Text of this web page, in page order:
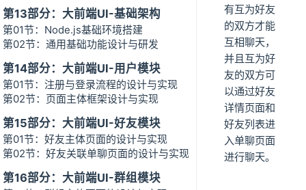
第13部分：大前端UI-基础架构
第01节：Node.js基础环境搭建
第02节：通用基础功能设计与研发
第14部分：大前端UI-用户模块
第01节：注册与登录流程的设计与实现
第02节：页面主体框架设计与实现
第15部分：大前端UI-好友模块
第01节：好友主体页面的设计与实现
第02节：好友关联单聊页面的设计与实现
第16部分：大前端UI-群组模块
有互为好友
的双方才能
互相聊天，
并且互为好
友的双方可
以通过好友
详情页面和
好友列表进
入单聊页面
进行聊天。